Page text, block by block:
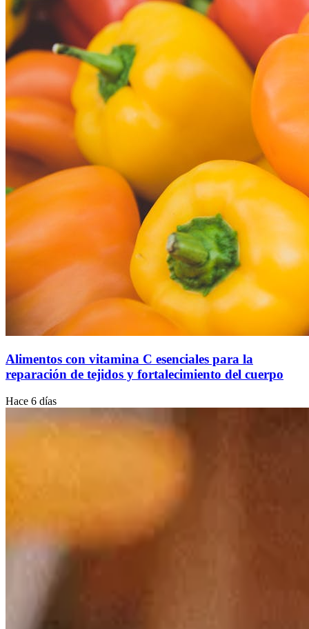
Alimentos con vitamina C esenciales para la
reparación de tejidos y fortalecimiento del cuerpo
Hace 6 días